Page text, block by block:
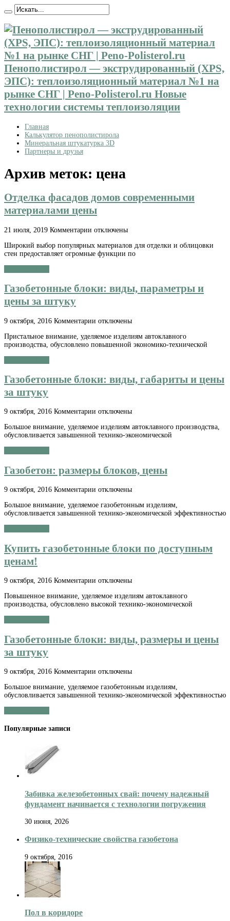
Пенополистирол — экструдированный (XPS,
ЭПС): теплоизоляционный материал №1 на
рынке СНГ | Peno-Polisterol.ru Новые
технологии системы теплоизоляции
Главная
Калькулятор пенополистирола
Минеральная штукатурка 3D
Партнеры и друзья
Архив меток: цена
Отделка фасадов домов современными
материалами цены
21 июля, 2019 Комментарии к
Отделка
фасадов
цены
отключены
Широкий выбор популярных материалов для отделки и облицовки
стен предоставляет огромные функции по
Газобетонные блоки: виды, параметры и
цены за штуку
9 октября, 2016 Комментарии к
Газобетонные
блоки:
цены
за
отключены
Пристальное внимание, уделяемое изделиям автоклавного
производства, обусловлено повышенной экономико-технической
Газобетонные блоки: виды, габариты и цены
за штуку
9 октября, 2016 Комментарии к
Газобетонные
блоки:
цены
за
отключены
Большое внимание, уделяемое изделиям автоклавного производства,
обусловливается завышенной технико-экономической
Газобетон: размеры блоков, цены
9 октября, 2016 Комментарии к
Газобетон:
размеры
отключены
Большое внимание, уделяемое газобетонным изделиям,
обусловливается завышенной технико-экономической эффективностью
Купить газобетонные блоки по доступным
ценам!
9 октября, 2016 Комментарии к
Купить
газобетонные
ценам!
отключены
Повышенное внимание, уделяемое изделиям автоклавного
производства, обусловлено высокой технико-экономической
Газобетонные блоки: виды, размеры и цены
за штуку
9 октября, 2016 Комментарии к
Газобетонные
блоки:
отключены
Большое внимание, уделяемое газобетонным изделиям,
обусловливается завышенной технико-экономической эффективностью
Популярные записи
Забивка железобетонных свай: почему надежный
фундамент начинается с технологии погружения
30 июня, 2026
Физико-технические свойства газобетона
9 октября, 2016
Пол в коридоре